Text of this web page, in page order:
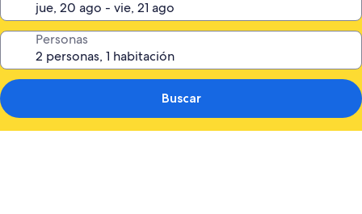
Personas
Buscar